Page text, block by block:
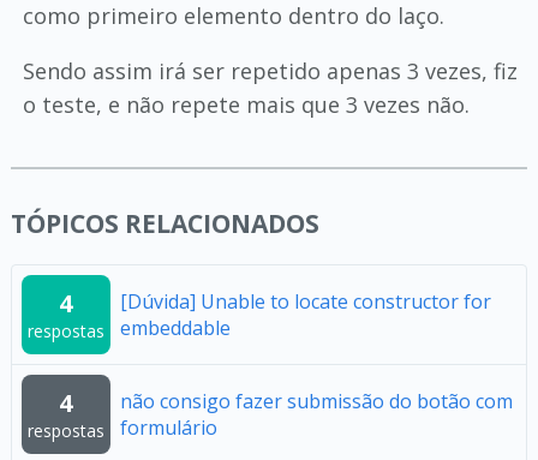
como primeiro elemento dentro do laço.
Sendo assim irá ser repetido apenas 3 vezes, fiz
o teste, e não repete mais que 3 vezes não.
TÓPICOS RELACIONADOS
4
respostas
[Dúvida] Unable to locate constructor for
embeddable
4
respostas
não consigo fazer submissão do botão com
formulário